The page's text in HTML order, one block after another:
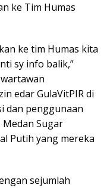
ke Tim Humas
ke tim Humas kita
sy info balik,”
edar GulaVitPIR di
dan penggunaan
Medan Sugar
Putih yang mereka
sejumlah